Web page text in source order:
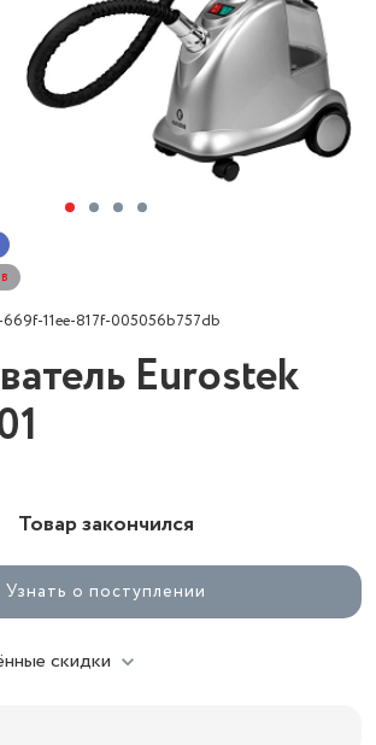
11ee-817f-005056b757db
Eurostek
Товар закончился
Узнать о поступлении
скидки